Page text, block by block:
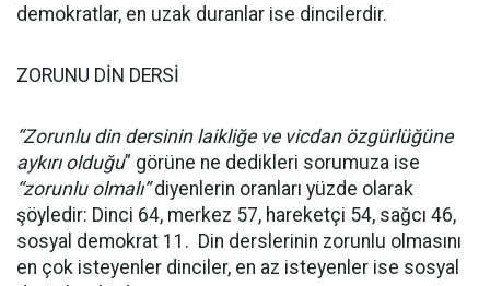
demokratlar, en uzak duranlar ise dincilerdir.
ZORUNU DİN DERSİ
“Zorunlu din dersinin laikliğe ve vicdan özgürlüğüne
aykırı olduğu” görüne ne dedikleri sorumuza ise
“zorunlu olmalı”diyenlerin oranları yüzde olarak
şöyledir: Dinci 64, merkez 57, hareketçi 54, sağcı 46,
sosyal demokrat 11. Din derslerinin zorunlu olmasını
en çok isteyenler dinciler, en az isteyenler ise sosyal